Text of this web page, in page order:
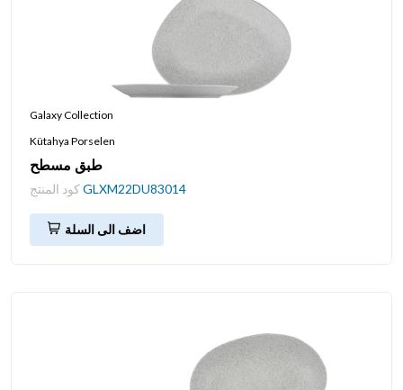
Galaxy Collection
Kütahya Porselen
طبق مسطح
GLXM22DU83014
اضف الى السلة